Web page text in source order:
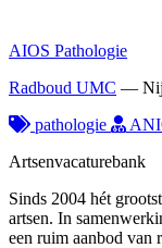
AIOS Pathologie
Radboud UMC —
pathologie
Artsenvacaturebank
Sinds 2004 hét
artsen. In
een ruim aanbod van